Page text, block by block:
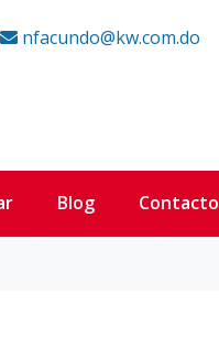
nfacundo@kw.com.do
Blog Contacto